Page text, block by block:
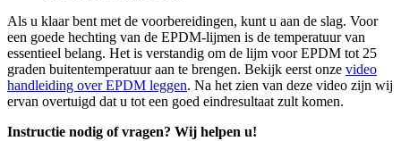
Als u klaar bent met de voorbereidingen, kunt u aan de slag. Voor
een goede hechting van de EPDM-lijmen is de temperatuur van
essentieel belang. Het is verstandig om de lijm voor EPDM tot 25
graden buitentemperatuur aan te brengen. Bekijk eerst onze video
handleiding over EPDM leggen. Na het zien van deze video zijn wij
ervan overtuigd dat u tot een goed eindresultaat zult komen.
Instructie nodig of vragen? Wij helpen u!